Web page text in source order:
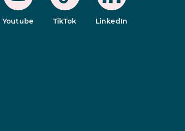
Youtube TikTok LinkedIn